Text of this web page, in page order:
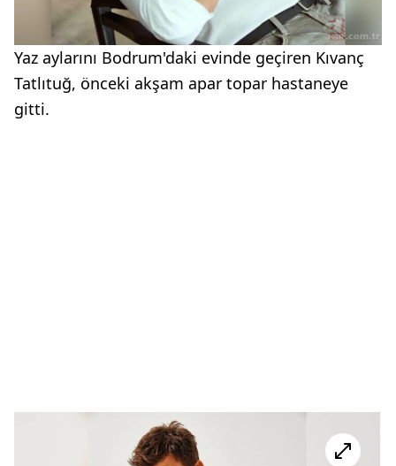
Yaz aylarını Bodrum'daki evinde geçiren Kıvanç
Tatlıtuğ, önceki akşam apar topar hastaneye
gitti.